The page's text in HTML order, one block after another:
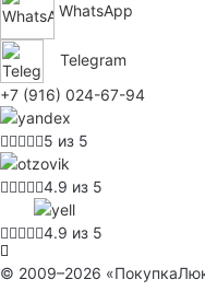
WhatsApp
Telegram
+7 (916) 024-67-94
5 из 5
4.9 из 5
4.9 из 5
© 2009–2026